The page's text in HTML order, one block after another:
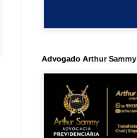
Advogado Arthur Sammy